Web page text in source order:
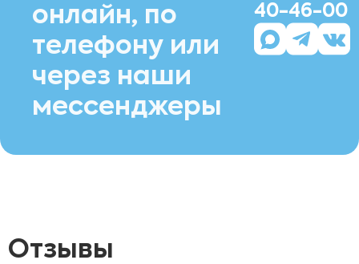
онлайн, по
телефону или
через наши
мессенджеры
40-46-00
Отзывы